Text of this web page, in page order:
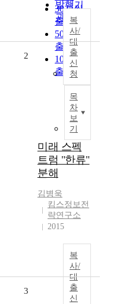
발행기
관순
30개씩
출력
50개씩
출력
100개씩
출력
복
사/
대
출
신
청
목
차
보
기
2
미래 스펙
트럼 "한류"
분해
김병욱
킴스정보전
략연구소
2015
복
사/
대
출
신
3